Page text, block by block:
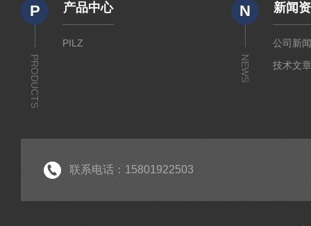
P
PRODUCTS
产品中心
PILZ
N
NEWS
新闻
公司新
技术文
联系电话：15801922503